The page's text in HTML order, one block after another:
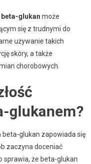
beta-glukan może
się z trudnymi do
używanie takich
skóry, a także
chorobowych.
glukanem?
glukan zapowiada się
zaczyna doceniać
sprawia, że beta-glukan